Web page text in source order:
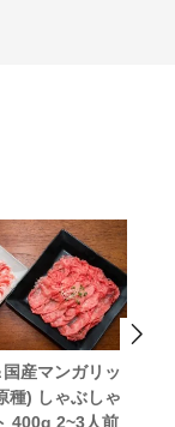
産マンガリッ
種) しゃぶしゃ
400g 2~3人前